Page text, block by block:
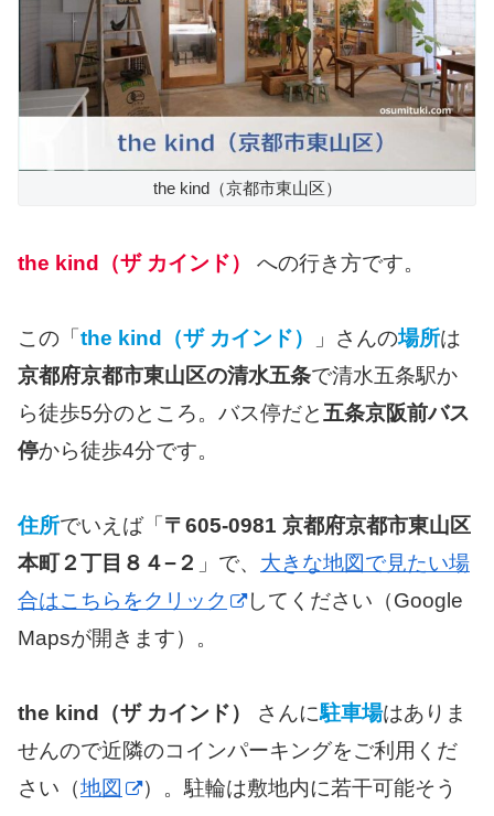
the kind（京都市東山区）
the kind（ザ カインド） への行き方です。
この「the kind（ザ カインド） 」さんの場所は
京都府京都市東山区の清水五条で清水五条駅か
ら徒歩5分のところ。バス停だと 五条京阪前バス
停から徒歩4分です。
住所でいえば「 〒605-0981 京都府京都市東山区
本町２丁目８４−２ 」で、 大きな地図で見たい場
合はこちらをクリック
してください（Google
Mapsが開きます）。
the kind（ザ カインド） さんに駐車場はありま
せんので近隣のコインパーキングをご利用くだ
さい（地図
）。駐輪は敷地内に若干可能そう